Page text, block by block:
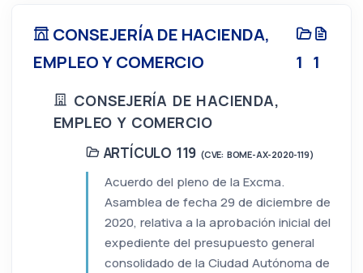
CONSEJERÍA DE HACIENDA,
EMPLEO Y COMERCIO
1 1
CONSEJERÍA DE HACIENDA,
EMPLEO Y COMERCIO
ARTÍCULO 119 (CVE: BOME-AX-2020-119)
Acuerdo del pleno de la Excma.
Asamblea de fecha 29 de diciembre de
2020, relativa a la aprobación inicial del
expediente del presupuesto general
consolidado de la Ciudad Autónoma de